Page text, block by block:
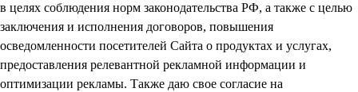
в целях соблюдения норм законодательства РФ, а также с целью
заключения и исполнения договоров, повышения
осведомленности посетителей Сайта о продуктах и услугах,
предоставления релевантной рекламной информации и
оптимизации рекламы. Также даю свое согласие на